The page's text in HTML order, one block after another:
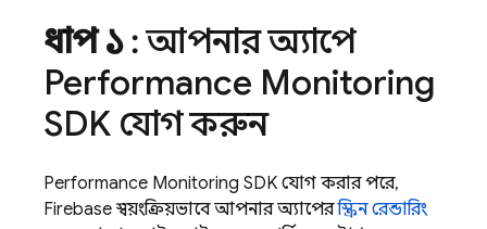
ধাপ ১: আপনার অ্যাপে
Performance Monitoring
SDK যোগ করুন
Performance Monitoring SDK যোগ করার পরে,
Firebase স্বয়ংক্রিয়ভাবে আপনার অ্যাপেরস্ক্রিন রেন্ডারিং